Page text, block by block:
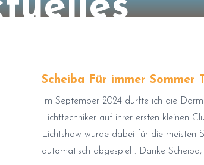
Scheiba Für immer Sommer
Im September 2024 durfte ich die
Lichttechniker auf ihrer ersten kleinen
Lichtshow wurde dabei für die meisten
automatisch abgespielt. Danke